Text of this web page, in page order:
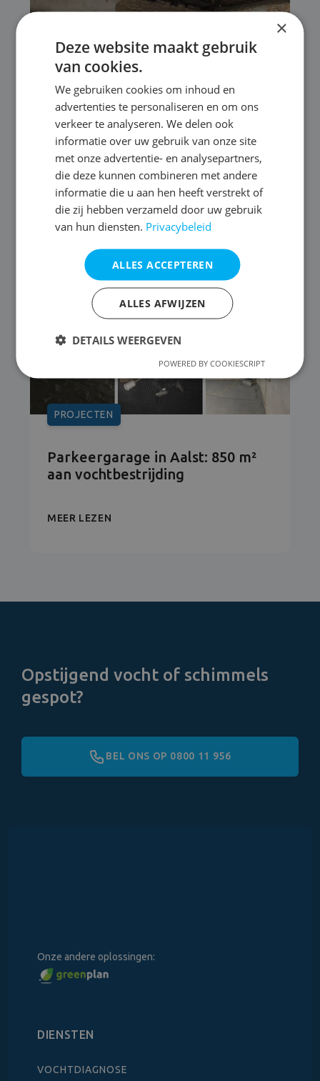
PROJECTEN
Van injecteren, tot renoveren:
totaalaanpak voor woonst in
Heffen
MEER LEZEN
PROJECTEN
Parkeergarage in Aalst: 850 m²
aan vochtbestrijding
MEER LEZEN
Opstijgend vocht of schimmels
gespot?
BEL ONS OP 0800 11 956
Onze andere oplossingen:
DIENSTEN
VOCHTDIAGNOSE
×
Deze website maakt gebruik
van cookies.
We gebruiken cookies om inhoud en
advertenties te personaliseren en om ons
verkeer te analyseren. We delen ook
informatie over uw gebruik van onze site
met onze advertentie- en analysepartners,
die deze kunnen combineren met andere
informatie die u aan hen heeft verstrekt of
die zij hebben verzameld door uw gebruik
van hun diensten. Privacybeleid
ALLES ACCEPTEREN
ALLES AFWIJZEN
DETAILS WEERGEVEN
POWERED BY COOKIESCRIPT